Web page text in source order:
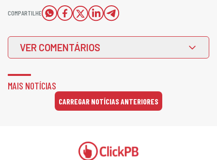
COMPARTILHE
VER COMENTÁRIOS
MAIS NOTÍCIAS
CARREGAR NOTÍCIAS ANTERIORES